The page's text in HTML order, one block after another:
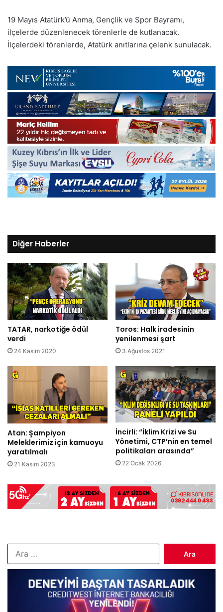
19 Mayıs Atatürk’ü Anma, Gençlik ve Spor Bayramı,
ilçelerde düzenlenecek törenlerle de kutlanacak.
İlçelerdeki törenlerde, Atatürk anıtlarına çelenk sunulacak.
Diğer Haberler
TATAR, narkotiğe ödül
verdi
24 Kasım 2020
Toros: Halk iradesinin
yenilenmesi şart
3 Ağustos 2021
Atan: Şampiyon
Meleklerimiz için kamuoyu
yaratılmalı
21 Kasım 2023
İncirli: “İklim Krizi ve Su
Yönetimi, CTP’nin en temel
politikaları arasında”
22 Ocak 2026